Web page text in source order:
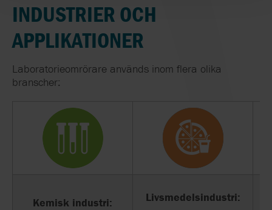
INDUSTRIER OCH
APPLIKATIONER
Laboratorieomrörare används inom flera olika
branscher:
Kemisk industri:
Livsmedelsindustri: